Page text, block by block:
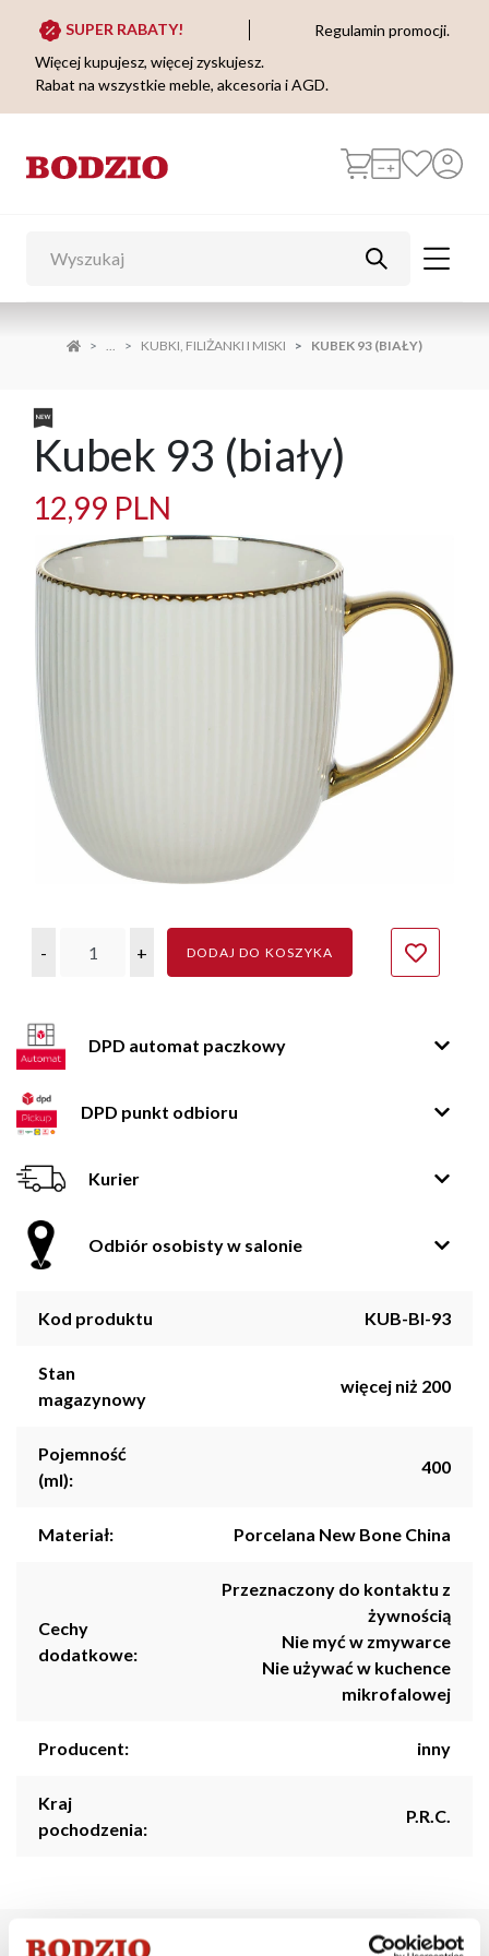
SUPER RABATY!
Regulamin promocji.
Więcej kupujesz, więcej zyskujesz.
Rabat na wszystkie meble, akcesoria i AGD.
... KUBKI, FILIŻANKI I MISKI KUBEK 93 (BIAŁY)
Kubek 93 (biały)
12,99 PLN
- + DODAJ DO KOSZYKA
DPD automat paczkowy
DPD punkt odbioru
Kurier
Odbiór osobisty w salonie
Kod produktu KUB-BI-93
Stan
magazynowy
więcej niż 200
Pojemność
(ml):
400
Materiał: Porcelana New Bone China
Cechy
dodatkowe:
Przeznaczony do kontaktu z
żywnością
Nie myć w zmywarce
Nie używać w kuchence
mikrofalowej
Producent: inny
Kraj
pochodzenia:
P.R.C.